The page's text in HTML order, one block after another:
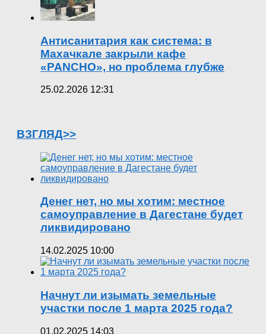
Антисанитария как система: в
Махачкале закрыли кафе
«PANCHO», но проблема глубже
25.02.2026 12:31
ВЗГЛЯД>>
Денег нет, но мы хотим: местное
самоуправление в Дагестане будет
ликвидировано
14.02.2025 10:00
Начнут ли изымать земельные
участки после 1 марта 2025 года?
01.02.2025 14:03